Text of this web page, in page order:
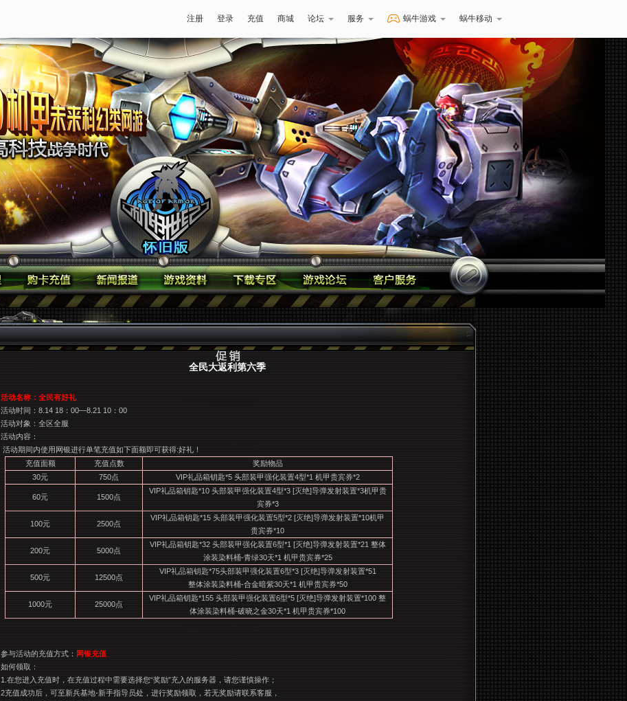
注册 登录 充值 商城 论坛 服务 蜗牛游戏 蜗牛移动
全民大返利第六季
活动名称：全民有好礼
活动时间：8.14 18：00—8.21 10：00
活动对象：全区全服
活动内容：
活动期间内使用网银进行单笔充值如下面额即可获得:好礼！
充值面额
充值点数
奖励物品
30元 750点 VIP礼品箱钥匙*5 头部装甲强化装置4型*1 机甲贵宾券*2
60元 1500点
VIP礼品箱钥匙*10 头部装甲强化装置4型*3 [灭绝]导弹发射装置*3机甲贵
宾券*3
100元 2500点
VIP礼品箱钥匙*15 头部装甲强化装置5型*2 [灭绝]导弹发射装置*10机甲
贵宾券*10
200元 5000点
VIP礼品箱钥匙*32 头部装甲强化装置6型*1 [灭绝]导弹发射装置*21 整体
涂装染料桶-青绿30天*1 机甲贵宾券*25
500元 12500点
VIP礼品箱钥匙*75头部装甲强化装置6型*3 [灭绝]导弹发射装置*51
整体涂装染料桶-合金暗紫30天*1 机甲贵宾券*50
1000元 25000点
VIP礼品箱钥匙*155 头部装甲强化装置6型*5 [灭绝]导弹发射装置*100 整
体涂装染料桶-破晓之金30天*1 机甲贵宾券*100
参与活动的充值方式：网银充值
如何领取：
1.在您进入充值时，在充值过程中需要选择您“奖励”充入的服务器，请您谨慎操作；
2充值成功后，可至新兵基地-新手指导员处，进行奖励领取，若无奖励请联系客服，